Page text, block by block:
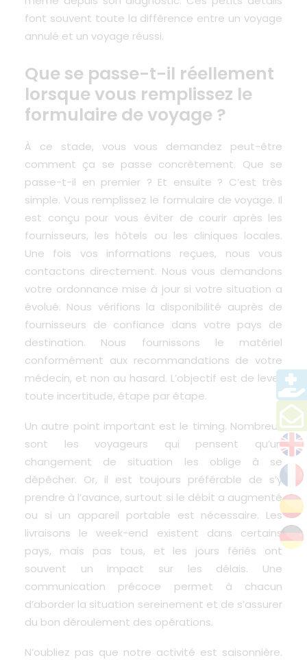
font souvent toute la différence entre un voyage
annulé et un voyage réussi.
Que se passe-t-il réellement
lorsque vous remplissez le
formulaire de voyage ?
À ce stade, vous vous demandez peut-être
comment ça se passe concrètement. Que se
passe-t-il en premier ? Et ensuite ? C’est très
simple. Vous remplissez le formulaire de voyage. Il
est conçu pour vous éviter de courir après les
fournisseurs, les hôtels ou les cliniques locales.
Une fois vos informations reçues, nous vous
contactons directement. Nous vous demandons
votre ordonnance mise à jour si votre situation a
évolué. Nous vérifions la disponibilité auprès de
fournisseurs de confiance dans votre pays de
destination. Nous fournissons le matériel
conformément aux recommandations de votre
médecin, et non au hasard. L’objectif est de lever
toute incertitude, étape par étape.
Un autre point important est le timing. Nombreux
sont les voyageurs qui pensent qu’un
changement de situation les oblige à se
dépêcher. Or, il est toujours préférable de s’y
prendre à l’avance, surtout si le débit a augmenté
ou si un appareil portable est nécessaire. Les
livraisons le week-end existent dans certains
pays, mais pas tous, et les jours fériés ont
souvent un impact sur les délais. Une
communication précoce permet à chacun
d’aborder la situation sereinement et de s’assurer
du bon déroulement des opérations.
N’oubliez pas que notre activité est saisonnière.